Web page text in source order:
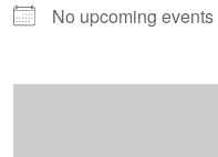
No upcoming events